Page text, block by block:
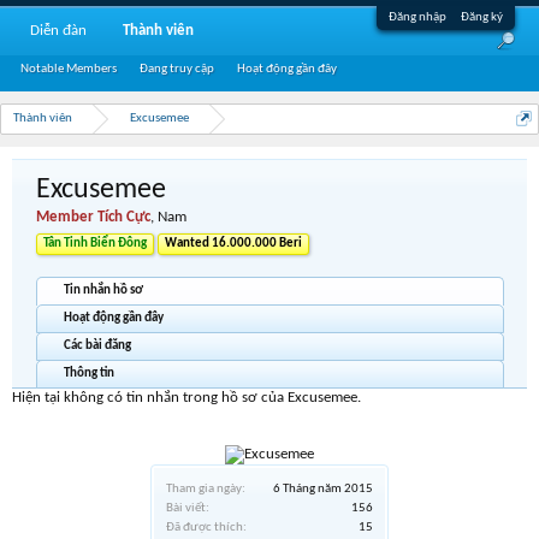
Đăng nhập Đăng ký
Thành viên Excusemee
Tham gia ngày:
6 Tháng năm 2015
Bài viết:
156
Đã được thích:
15
Excusemee
Member Tích Cực, Nam
Tân Tinh Biển Đông Wanted 16.000.000 Beri
Tin nhắn hồ sơ
Hoạt động gần đây
Các bài đăng
Thông tin
Hiện tại không có tin nhắn trong hồ sơ của Excusemee.
Diễn đàn Thành viên
Notable Members Đang truy cập Hoạt động gần đây